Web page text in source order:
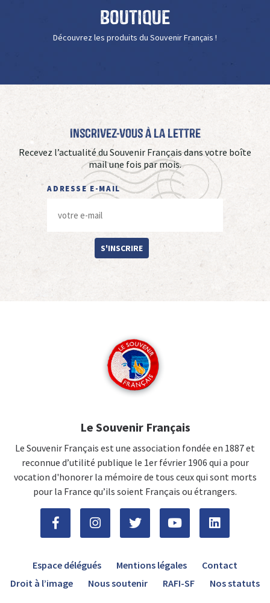
Boutique
Découvrez les produits du Souvenir Français !
Inscrivez-vous à La Lettre
Recevez l’actualité du Souvenir Français dans votre boîte
mail une fois par mois.
ADRESSE E-MAIL
S'INSCRIRE
Le Souvenir Français
Le Souvenir Français est une association fondée en 1887 et
reconnue d’utilité publique le 1er février 1906 qui a pour
vocation d'honorer la mémoire de tous ceux qui sont morts
pour la France qu’ils soient Français ou étrangers.
Espace délégués Mentions légales
Contact
Droit à l’image
Nous soutenir RAFI-SF Nos statuts